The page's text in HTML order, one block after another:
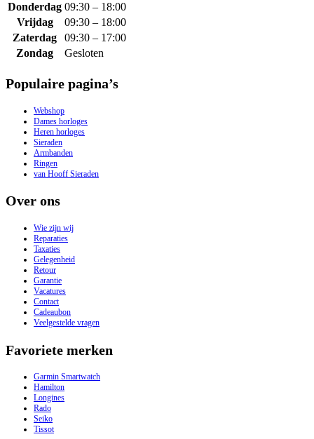
Donderdag 09:30 – 18:00
Vrijdag
09:30 – 18:00
Zaterdag
09:30 – 17:00
Zondag
Gesloten
Populaire pagina’s
Webshop
Dames horloges
Heren horloges
Sieraden
Armbanden
Ringen
van Hooff Sieraden
Over ons
Wie zijn wij
Reparaties
Taxaties
Gelegenheid
Retour
Garantie
Vacatures
Contact
Cadeaubon
Veelgestelde vragen
Favoriete merken
Garmin Smartwatch
Hamilton
Longines
Rado
Seiko
Tissot